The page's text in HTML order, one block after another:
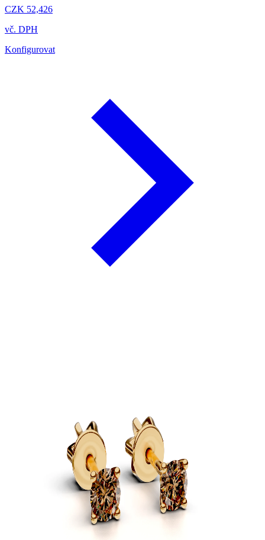
CZK 52,426
vč. DPH
Konfigurovat